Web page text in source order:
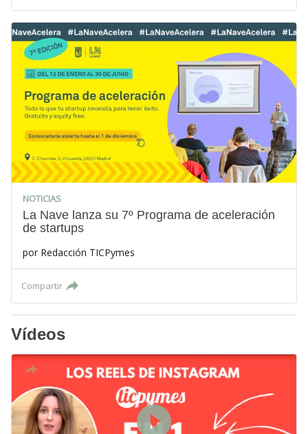
NOTICIAS
La Nave lanza su 7º Programa de aceleración
de startups
por Redacción TICPymes
Compartir
Vídeos